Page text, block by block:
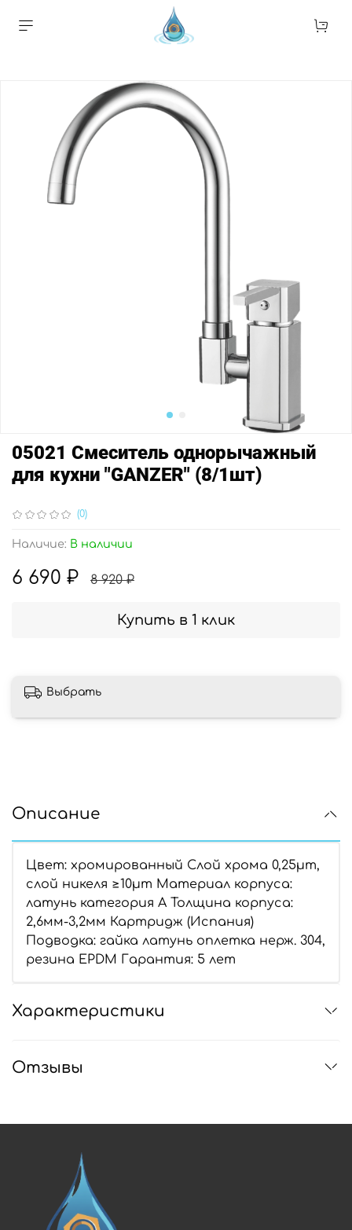
(0)
Наличие: В наличии
05021 Смеситель однорычажный
для кухни "GANZER" (8/1шт)
6 690 ₽ 8 920 ₽
Купить в 1 клик
Выбрать
Описание
Цвет: хромированный Слой хрома 0,25µm,
слой никеля ≥10µm Материал корпуса:
латунь категория А Толщина корпуса:
2,6мм-3,2мм Картридж (Испания)
Подводка: гайка латунь оплетка нерж. 304,
резина EPDM Гарантия: 5 лет
Характеристики
Отзывы